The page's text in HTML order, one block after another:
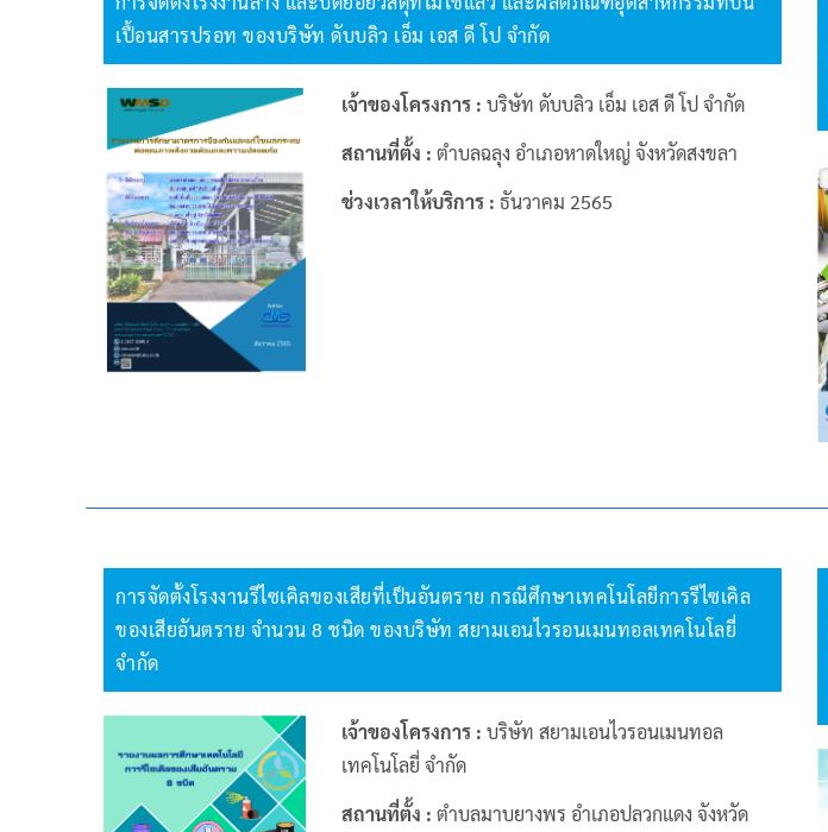
เปื้อนสารปรอท ของบริษัท ดับบลิว เอ็ม เอส ดี โป จำกัด
เจ้าของโครงการ : บริษัท ดับบลิว เอ็ม เอส ดี โป จำกัด
สถานที่ตั้ง : ตำบลฉลุง อำเภอหาดใหญ่ จังหวัดสงขลา
ช่วงเวลาให้บริการ : ธันวาคม 2565
การจัดตั้งโรงงานรีไซเคิลของเสียที่เป็นอันตราย กรณีศึกษาเทคโนโลยีการรีไซเคิล
ของเสียอันตราย จำนวน 8 ชนิด ของบริษัท สยามเอนไวรอนเมนทอลเทคโนโลยี่
จำกัด
เจ้าของโครงการ : บริษัท สยามเอนไวรอนเมนทอล
เทคโนโลยี่ จำกัด
สถานที่ตั้ง : ตำบลมาบยางพร อำเภอปลวกแดง จังหวัด